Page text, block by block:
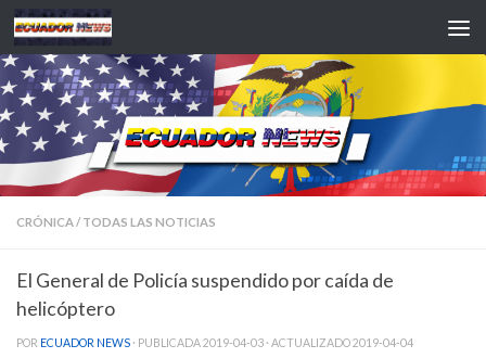
Saltar al contenido
CRÓNICA/ TODAS LAS NOTICIAS
El General de Policía suspendido por caída de
helicóptero
POR ECUADOR NEWS · PUBLICADA2019-04-03 · ACTUALIZADO2019-04-04